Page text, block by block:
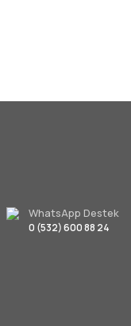
WhatsApp Destek
0 (532) 600 88 24